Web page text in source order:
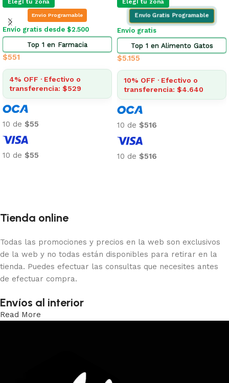
Envio Programable
Envío gratis desde $2.500
Top 4 en Farmacia
146
4% OFF · Efectivo o
transferencia: $140
10 de
10 de
Añadir al carrito
Elegí tu zona
Envio Programable
Envío gratis desde $2.500
Top 3 en Higiene Gatos
$434
4% OFF · Efectivo o
transferencia: $417
10 de
Tienda online
Todas las promociones y precios en la web son exclusivos
de la web y no todas están disponibles para retirar en la
tienda. Puedes efectuar las consultas que necesites antes
de efectuar compra.
Envíos al interior
Read More